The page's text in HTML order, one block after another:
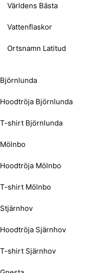
Världens Bästa
Vattenflaskor
Ortsnamn Latitud
Björnlunda
Hoodtröja Björnlunda
T-shirt Björnlunda
Mölnbo
Hoodtröja Mölnbo
T-shirt Mölnbo
Stjärnhov
Hoodtröja Sjärnhov
T-shirt Sjärnhov